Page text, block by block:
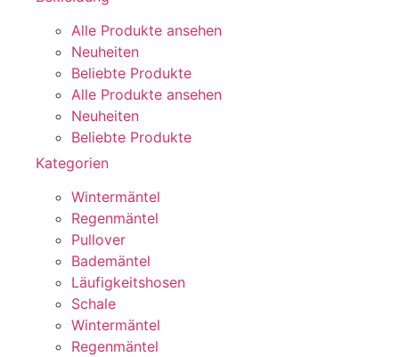
Alle Produkte ansehen
Neuheiten
Beliebte Produkte
Alle Produkte ansehen
Neuheiten
Beliebte Produkte
Kategorien
Wintermäntel
Regenmäntel
Pullover
Bademäntel
Läufigkeitshosen
Schale
Wintermäntel
Regenmäntel